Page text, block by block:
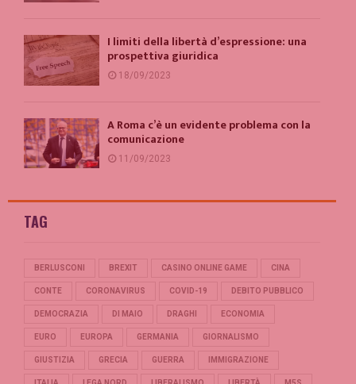
I limiti della libertà d’espressione: una
prospettiva giuridica
18/09/2023
A Roma c’è un evidente problema con la
comunicazione
11/09/2023
TAG
BERLUSCONI BREXIT CASINO ONLINE GAME CINA
CONTE CORONAVIRUS COVID-19 DEBITO PUBBLICO
DEMOCRAZIA DI MAIO DRAGHI ECONOMIA
EURO EUROPA GERMANIA GIORNALISMO
GIUSTIZIA GRECIA GUERRA IMMIGRAZIONE